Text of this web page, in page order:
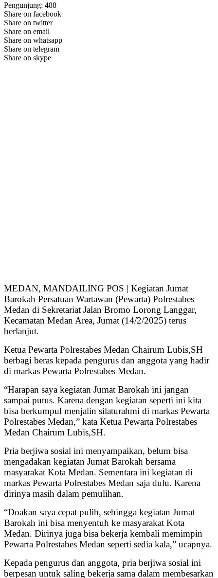
Pengunjung: 488
Share on facebook
Share on twitter
Share on email
Share on whatsapp
Share on telegram
Share on skype
MEDAN, MANDAILING POS | Kegiatan Jumat
Barokah Persatuan Wartawan (Pewarta) Polrestabes
Medan di Sekretariat Jalan Bromo Lorong Langgar,
Kecamatan Medan Area, Jumat (14/2/2025) terus
berlanjut.
Ketua Pewarta Polrestabes Medan Chairum Lubis,SH
berbagi beras kepada pengurus dan anggota yang hadir
di markas Pewarta Polrestabes Medan.
“Harapan saya kegiatan Jumat Barokah ini jangan
sampai putus. Karena dengan kegiatan seperti ini kita
bisa berkumpul menjalin silaturahmi di markas Pewarta
Polrestabes Medan,” kata Ketua Pewarta Polrestabes
Medan Chairum Lubis,SH.
Pria berjiwa sosial ini menyampaikan, belum bisa
mengadakan kegiatan Jumat Barokah bersama
masyarakat Kota Medan. Sementara ini kegiatan di
markas Pewarta Polrestabes Medan saja dulu. Karena
dirinya masih dalam pemulihan.
“Doakan saya cepat pulih, sehingga kegiatan Jumat
Barokah ini bisa menyentuh ke masyarakat Kota
Medan. Dirinya juga bisa bekerja kembali memimpin
Pewarta Polrestabes Medan seperti sedia kala,” ucapnya.
Kepada pengurus dan anggota, pria berjiwa sosial ini
berpesan untuk saling bekerja sama dalam membesarkan